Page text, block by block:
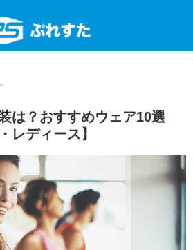
は？おすすめウェア10選
レディース】